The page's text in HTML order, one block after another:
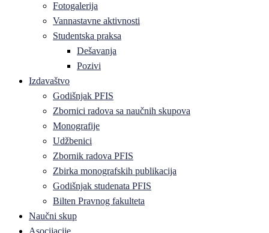
Fotogalerija
Vannastavne aktivnosti
Studentska praksa
Dešavanja
Pozivi
Izdavaštvo
Godišnjak PFIS
Zbornici radova sa naučnih skupova
Monografije
Udžbenici
Zbornik radova PFIS
Zbirka monografskih publikacija
Godišnjak studenata PFIS
Bilten Pravnog fakulteta
Naučni skup
Asocijacije